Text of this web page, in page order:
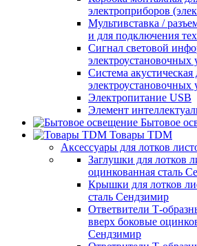
электроприборов
Мультивставка /
и для подключения
Сигнал световой
электроустановочных
Система акустическая
электроустановочных
Электропитание USB
Элемент
Бытовое
Товары TDM
Аксессуары для лотков
Заглушки для лотков
оцинкованная сталь
Крышки для лотков
сталь Сендзимир
Ответвители Т-
вверх боковые
Сендзимир